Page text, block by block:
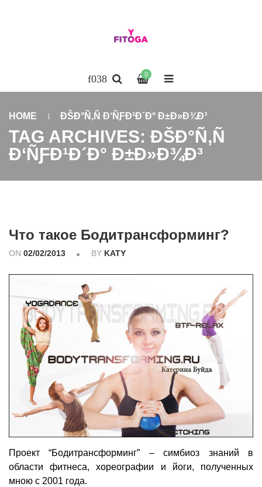
0
HOME ÐŠÐ°Ñ‚Ñ Ð‘ÑƑÐ¹Ð´Ð° Ð±Ð»Ð¾Ð³
TAG ARCHIVES: ÐŠÐ°Ñ‚Ñ
Ð‘ÑƑÐ¹Ð´Ð° Ð±Ð»Ð¾Ð³
Что такое Бодитрансформинг?
ON 02/02/2013 BY KATY
Проект “Бодитрансформинг” – симбиоз знаний в
области фитнеса, хореографии и йоги, полученных
мною с 2001 года.